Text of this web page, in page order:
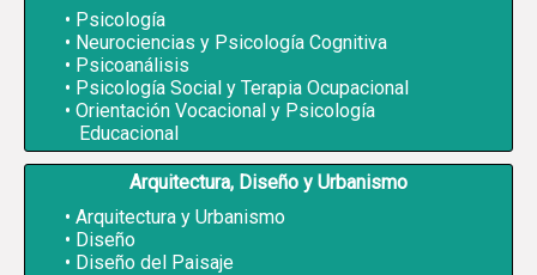
Psicología
Neurociencias y Psicología Cognitiva
Psicoanálisis
Psicología Social y Terapia Ocupacional
Orientación Vocacional y Psicología
Educacional
Arquitectura, Diseño y Urbanismo
Arquitectura y Urbanismo
Diseño
Diseño del Paisaje